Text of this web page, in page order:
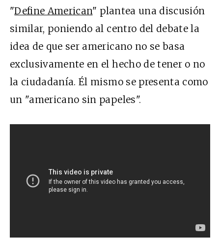
"Define American" plantea una discusión
similar, poniendo al centro del debate la
idea de que ser americano no se basa
exclusivamente en el hecho de tener o no
la ciudadanía. Él mismo se presenta como
un "americano sin papeles".